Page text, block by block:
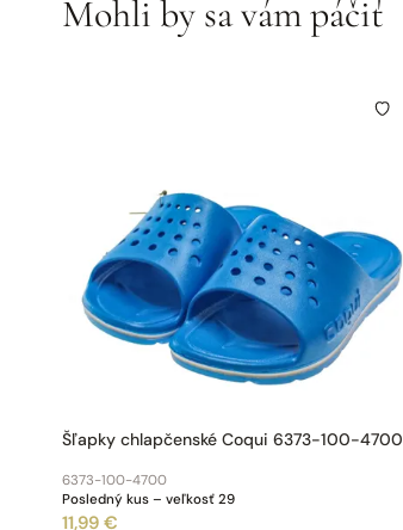
Mohli by sa vám páčiť
Šľapky chlapčenské Coqui 6373-100-4700
6373-100-4700
Posledný kus – veľkosť 29
11,99 €